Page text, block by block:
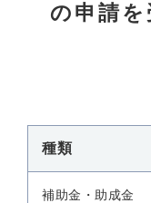
の申請を
種類
補助金・助成金